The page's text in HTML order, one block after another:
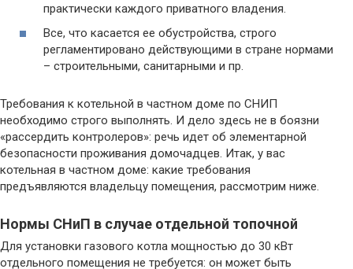
практически каждого приватного владения.
Все, что касается ее обустройства, строго
регламентировано действующими в стране нормами
– строительными, санитарными и пр.
Требования к котельной в частном доме по СНИП
необходимо строго выполнять. И дело здесь не в боязни
«рассердить контролеров»: речь идет об элементарной
безопасности проживания домочадцев. Итак, у вас
котельная в частном доме: какие требования
предъявляются владельцу помещения, рассмотрим ниже.
Нормы СНиП в случае отдельной топочной
Для установки газового котла мощностью до 30 кВт
отдельного помещения не требуется: он может быть